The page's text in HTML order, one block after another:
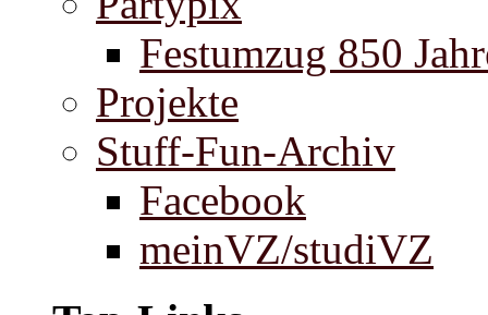
Festumzug 850
Projekte
Stuff-Fun-Archiv
Facebook
meinVZ/studiVZ